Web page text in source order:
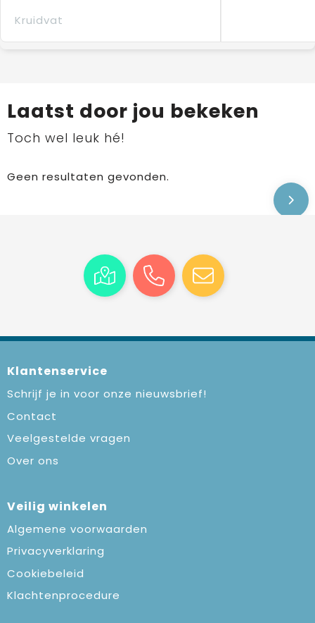
Kruidvat
Laatst door jou bekeken
Toch wel leuk hé!
Geen resultaten gevonden.
Klantenservice
Schrijf je in voor onze nieuwsbrief!
Contact
Veelgestelde vragen
Over ons
Veilig winkelen
Algemene voorwaarden
Privacyverklaring
Cookiebeleid
Klachtenprocedure